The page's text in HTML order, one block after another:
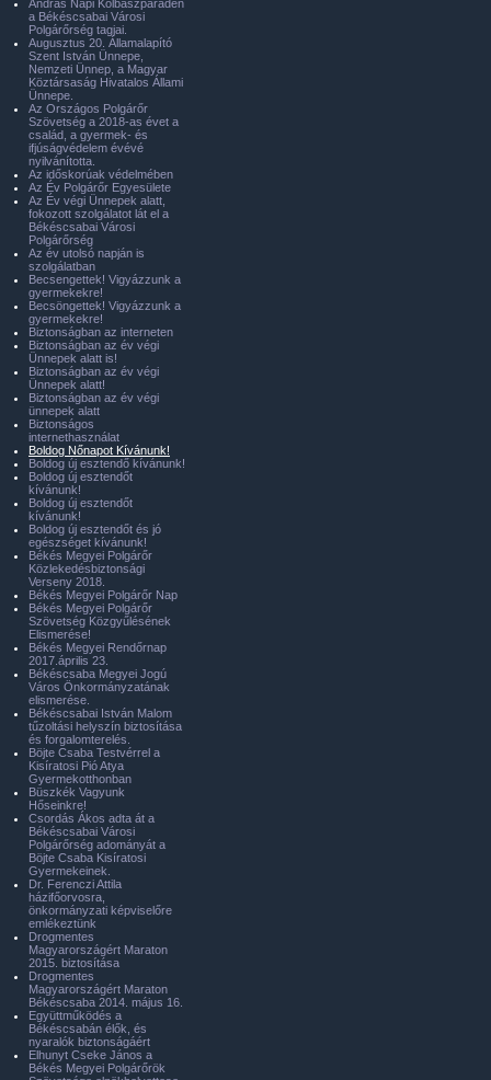
András Napi Kolbászparádén
a Békéscsabai Városi
Polgárőrség tagjai.
Augusztus 20. Államalapító
Szent István Ünnepe,
Nemzeti Ünnep, a Magyar
Köztársaság Hivatalos Állami
Ünnepe.
Az Országos Polgárőr
Szövetség a 2018-as évet a
család, a gyermek- és
ifjúságvédelem évévé
nyilvánította.
Az időskorúak védelmében
Az Év Polgárőr Egyesülete
Az Év végi Ünnepek alatt,
fokozott szolgálatot lát el a
Békéscsabai Városi
Polgárőrség
Az év utolsó napján is
szolgálatban
Becsengettek! Vigyázzunk a
gyermekekre!
Becsöngettek! Vigyázzunk a
gyermekekre!
Biztonságban az interneten
Biztonságban az év végi
Ünnepek alatt is!
Biztonságban az év végi
Ünnepek alatt!
Biztonságban az év végi
ünnepek alatt
Biztonságos
internethasználat
Boldog Nőnapot Kívánunk!
Boldog új esztendő kívánunk!
Boldog új esztendőt
kívánunk!
Boldog új esztendőt
kívánunk!
Boldog új esztendőt és jó
egészséget kívánunk!
Békés Megyei Polgárőr
Közlekedésbiztonsági
Verseny 2018.
Békés Megyei Polgárőr Nap
Békés Megyei Polgárőr
Szövetség Közgyűlésének
Elismerése!
Békés Megyei Rendőrnap
2017.április 23.
Békéscsaba Megyei Jogú
Város Önkormányzatának
elismerése.
Békéscsabai István Malom
tűzoltási helyszín biztosítása
és forgalomterelés.
Böjte Csaba Testvérrel a
Kisíratosi Pió Atya
Gyermekotthonban
Büszkék Vagyunk
Hőseinkre!
Csordás Ákos adta át a
Békéscsabai Városi
Polgárőrség adományát a
Böjte Csaba Kisíratosi
Gyermekeinek.
Dr. Ferenczi Attila
házifőorvosra,
önkormányzati képviselőre
emlékeztünk
Drogmentes
Magyarországért Maraton
2015. biztosítása
Drogmentes
Magyarországért Maraton
Békéscsaba 2014. május 16.
Együttműködés a
Békéscsabán élők, és
nyaralók biztonságáért
Elhunyt Cseke János a
Békés Megyei Polgárőrök